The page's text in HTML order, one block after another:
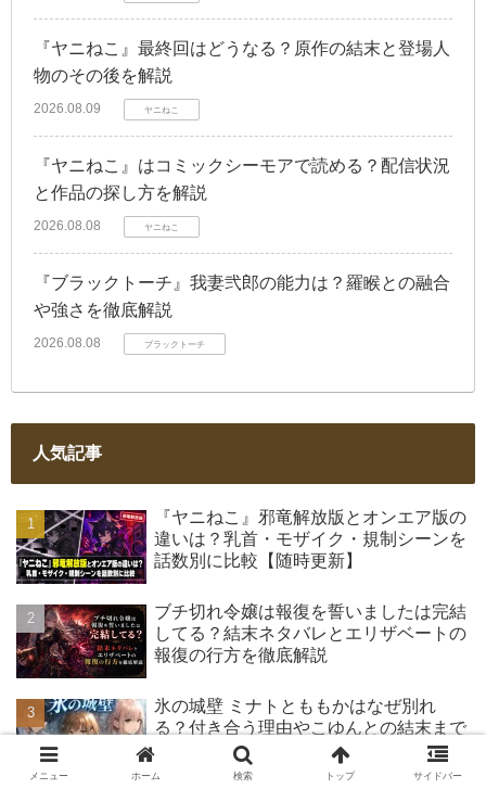
『ヤニねこ』最終回はどうなる？原作の結末と登場人
物のその後を解説
2026.08.09 ヤニねこ
『ヤニねこ』はコミックシーモアで読める？配信状況
と作品の探し方を解説
2026.08.08 ヤニねこ
『ブラックトーチ』我妻弐郎の能力は？羅睺との融合
や強さを徹底解説
2026.08.08 ブラックトーチ
人気記事
『ヤニねこ』邪竜解放版とオンエア版の
違いは？乳首・モザイク・規制シーンを
話数別に比較【随時更新】
ブチ切れ令嬢は報復を誓いましたは完結
してる？結末ネタバレとエリザベートの
報復の行方を徹底解説
氷の城壁 ミナトとももかはなぜ別れ
る？付き合う理由やこゆんとの結末まで
ネタバレ解説
メニュー ホーム 検索 トップ サイドバー